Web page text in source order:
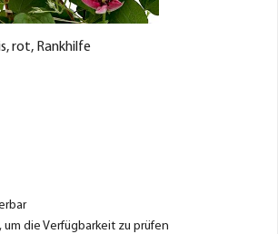
rot, Rankhilfe
, um die Verfügbarkeit zu prüfen